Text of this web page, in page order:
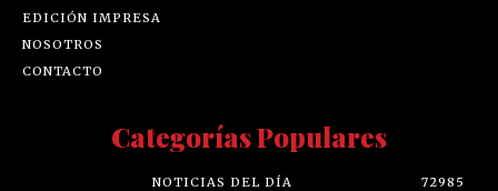
EDICIÓN IMPRESA
NOSOTROS
CONTACTO
Categorías Populares
NOTICIAS DEL DÍA
72985